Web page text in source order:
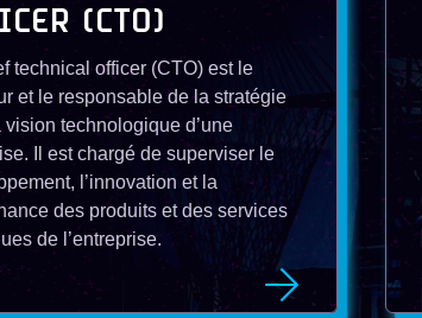
(CTO)
technical officer (CTO) est le
et le responsable de la stratégie
vision technologique d’une
Il est chargé de superviser le
l’innovation et la
des produits et des services
de l’entreprise.